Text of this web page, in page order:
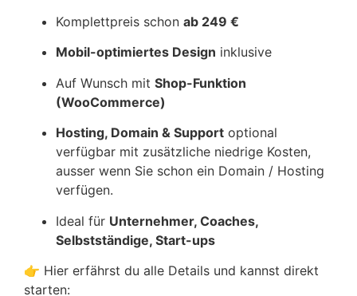
Komplettpreis schon ab 249 €
Mobil-optimiertes Design inklusive
Auf Wunsch mit Shop-Funktion
(WooCommerce)
Hosting, Domain & Support optional
verfügbar mit zusätzliche niedrige Kosten,
ausser wenn Sie schon ein Domain / Hosting
verfügen.
Ideal für Unternehmer, Coaches,
Selbstständige, Start-ups
👉 Hier erfährst du alle Details und kannst direkt
starten: